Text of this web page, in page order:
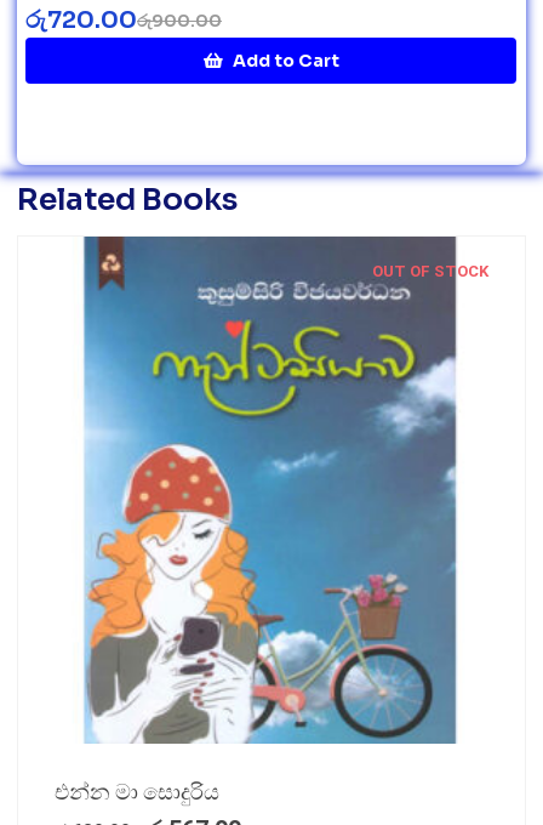
රු900.00
රු720.00
Add to Cart
Related Books
OUT OF STOCK
එන්න මා සොදුරිය